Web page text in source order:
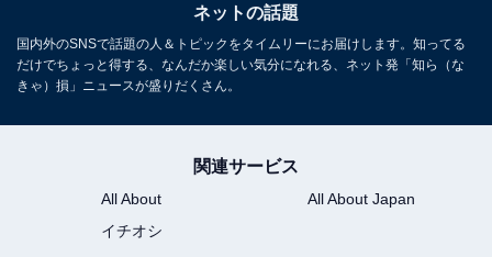
ネットの話題
国内外のSNSで話題の人＆トピックをタイムリーにお届けします。知ってる
だけでちょっと得する、なんだか楽しい気分になれる、ネット発「知ら（な
きゃ）損」ニュースが盛りだくさん。
関連サービス
All About
All About Japan
イチオシ